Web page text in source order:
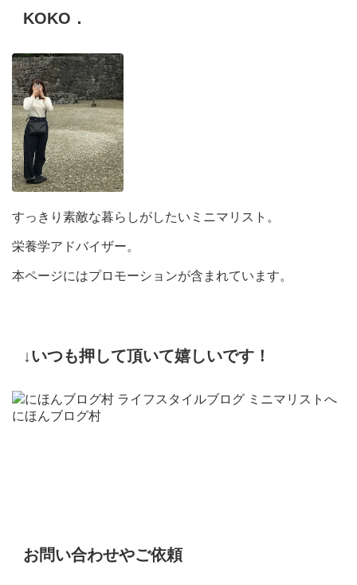
KOKO．
すっきり素敵な暮らしがしたいミニマリスト。
栄養学アドバイザー。
本ページにはプロモーションが含まれています。
↓いつも押して頂いて嬉しいです！
にほんブログ村
お問い合わせやご依頼